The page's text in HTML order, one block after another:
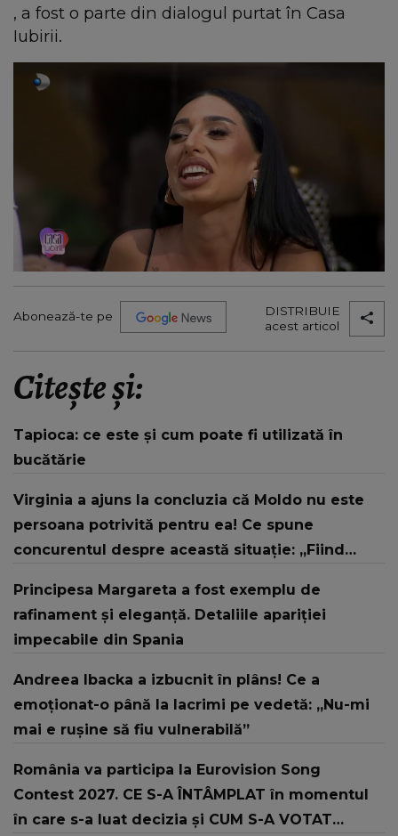
, a fost o parte din dialogul purtat în Casa
Iubirii.
Abonează-te pe
DISTRIBUIE
acest articol
Citește și:
Tapioca: ce este și cum poate fi utilizată în
bucătărie
Virginia a ajuns la concluzia că Moldo nu este
persoana potrivită pentru ea! Ce spune
concurentul despre această situație: „Fiind
Principesa Margareta a fost exemplu de
rafinament și eleganță. Detaliile apariției
impecabile din Spania
Andreea Ibacka a izbucnit în plâns! Ce a
emoționat-o până la lacrimi pe vedetă: „Nu-mi
mai e rușine să fiu vulnerabilă”
România va participa la Eurovision Song
Contest 2027. CE S-A ÎNTÂMPLAT în momentul
în care s-a luat decizia și CUM S-A VOTAT